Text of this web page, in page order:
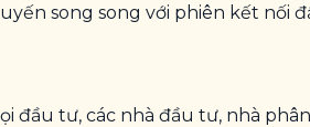
song song với phiên kết nối
đầu tư, các nhà đầu tư, nhà